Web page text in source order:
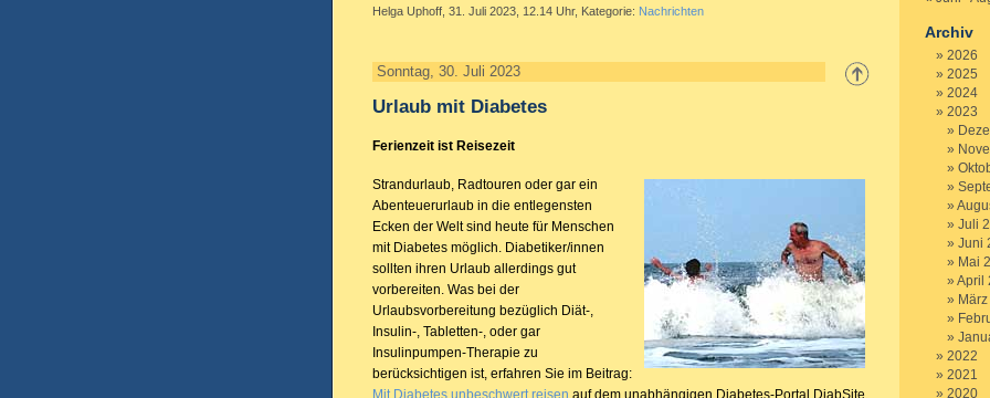
Helga Uphoff, 31. Juli 2023, 12.14 Uhr, Kategorie: Nachrichten
Sonntag, 30. Juli 2023
Urlaub mit Diabetes
Ferienzeit ist Reisezeit
Strandurlaub, Radtouren oder gar ein
Abenteuerurlaub in die entlegensten
Ecken der Welt sind heute für Menschen
mit Diabetes möglich. Diabetiker/innen
sollten ihren Urlaub allerdings gut
vorbereiten. Was bei der
Urlaubsvorbereitung bezüglich Diät-,
Insulin-, Tabletten-, oder gar
Insulinpumpen-Therapie zu
berücksichtigen ist, erfahren Sie im Beitrag:
Mit Diabetes unbeschwert reisen auf dem unabhängigen Diabetes-Portal DiabSite.
Archiv
2026
2025
2024
2023
Juli
Juni
Mai
April
2022
2021
2020